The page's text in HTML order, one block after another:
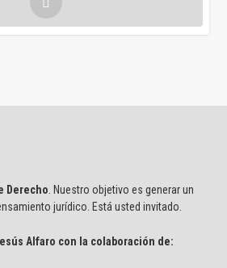
Derecho . Nuestro objetivo es generar un
jurídico. Está usted invitado.
Alfaro con la colaboración de: